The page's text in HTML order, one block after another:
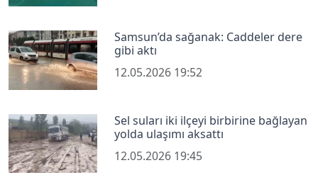
Samsun’da sağanak: Caddeler dere
gibi aktı
12.05.2026 19:52
Sel suları iki ilçeyi birbirine bağlayan
yolda ulaşımı aksattı
12.05.2026 19:45